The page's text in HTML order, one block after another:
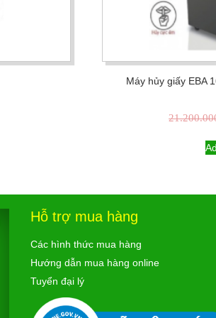
Máy hủy giấy EBA
Hỗ trợ mua hàng
Các hình thức mua hàng
Hướng dẫn mua hàng online
Tuyển đại lý